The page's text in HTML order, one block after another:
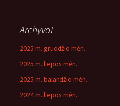
Archyvai
2025 m. gruodžio mėn.
2025 m. liepos mėn.
2025 m. balandžio mėn.
2024 m. liepos mėn.